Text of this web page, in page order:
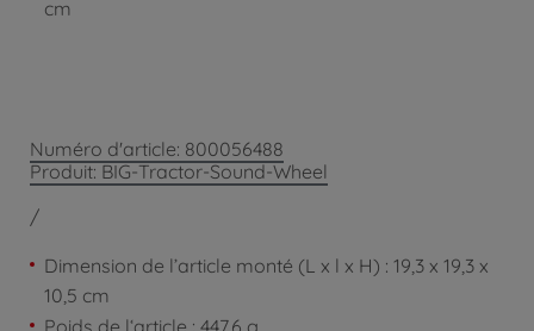
cm
Numéro d'article: 800056488
Produit: BIG-Tractor-Sound-Wheel
/
Dimension de l’article monté (L x l x H) : 19,3 x 19,3 x
10,5 cm